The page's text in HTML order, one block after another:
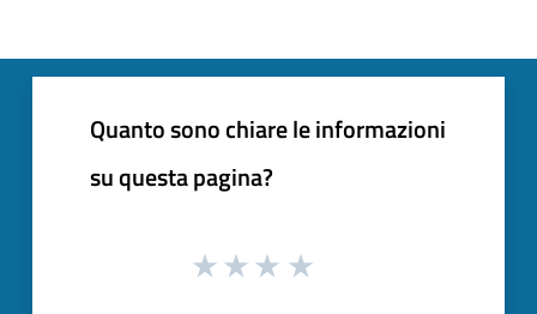
Quanto sono chiare le informazioni
su questa pagina?